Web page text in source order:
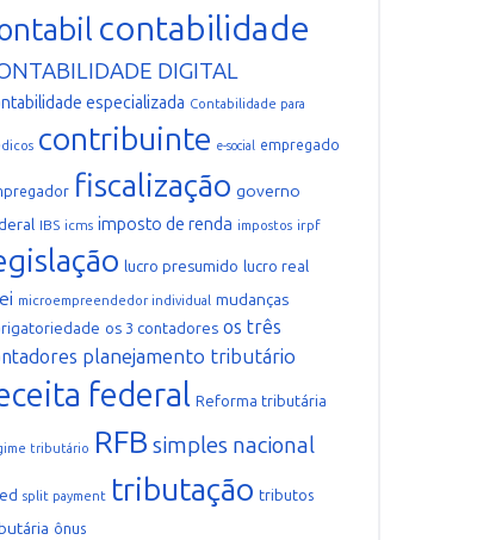
contabilidade
DIGITAL
especializada Contabilidade para
contribuinte e-social empregado
fiscalização governo
IBS icms imposto de renda impostos irpf
lucro presumido lucro real
microempreendedor individual mudanças
os 3 contadores os três
planejamento tributário
federal Reforma tributária
tributário RFB simples nacional
split payment tributação tributos
ônus